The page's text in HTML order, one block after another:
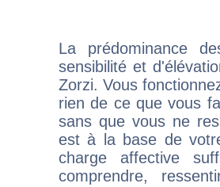
La prédominance
sensibilité et
Zorzi. Vous
rien de ce que vous
sans que vous ne
est à la base de
charge affective
comprendre,